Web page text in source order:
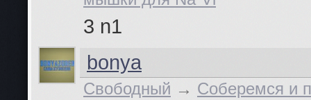
3 n1
bonya
Свободный → Соберемся и